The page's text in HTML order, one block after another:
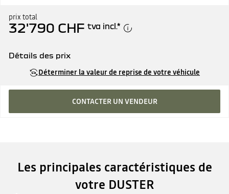
prix total
32'790 CHF tva incl.*
Détails des prix
Déterminer la valeur de reprise de votre véhicule
CONTACTER UN VENDEUR
Les principales caractéristiques de
votre DUSTER